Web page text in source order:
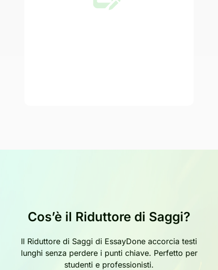
Cos’è il Riduttore di Saggi?
Il Riduttore di Saggi di EssayDone accorcia testi
lunghi senza perdere i punti chiave. Perfetto per
studenti e professionisti.